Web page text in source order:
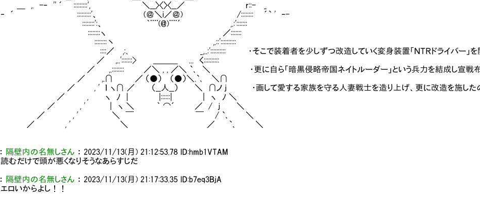
＿ ,. -‐ '' ´ :::::::::', ＼__〉〈〉〈__／ r::- _
‐ ´ :::::::::'、 (＠＼i／＠) /:::::::: ´` ' ‐-
::::::::':、 ｀¨¨(@)¨¨´ ,.:':::::::
::::::::ヽ ／:::::::
::::::::丶 ,.::'::::::::::
::::／ ,:､ _,..:':::::::::: ・そこで装着者を少しずつ改造していく変身装置「ＮＴＲドライバー」を
／ ,..':::::::> ＿＿＿ ... く::::::::::
／ ,.:::::::: ／＼ , , ／＼ `､ ＼ ・更に自ら「暗黒侵略帝国ネイトルーダー」という兵力を結成し宣戦
／ ,.∩ ／ （●） （●）＼.`､ ＼∩
／ , ' ｌ ヽ∩ ／ （__人__） ＼ ∩ノ j ・画して愛する家族を守る人妻戦士を造り上げ、更に改造を施したの
／ , ヽ ﾉ | |::::::| | ヽ ﾉ ＼
／ , ' | ヽ ＼ ｀ ⌒´ ／ / ｊ ＼
／ , ' ＼ ￣ ￣ / `､ ＼
／ , ' ＼ ／ `､ ＼
： 隔壁内の名無しさん ： 2023/11/13(月) 21:12:53.78 ID:hmb1VTAM
読むだけで頭が悪くなりそうなあらすじだ
： 隔壁内の名無しさん ： 2023/11/13(月) 21:17:33.35 ID:b7eq3BjA
エロいからよし！！